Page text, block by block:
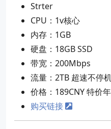
Strter
CPU：1v核心
内存：1GB
硬盘：18GB SSD
带宽：200Mbps
流量：2TB 超速不停
价格：189CNY 特价
购买链接